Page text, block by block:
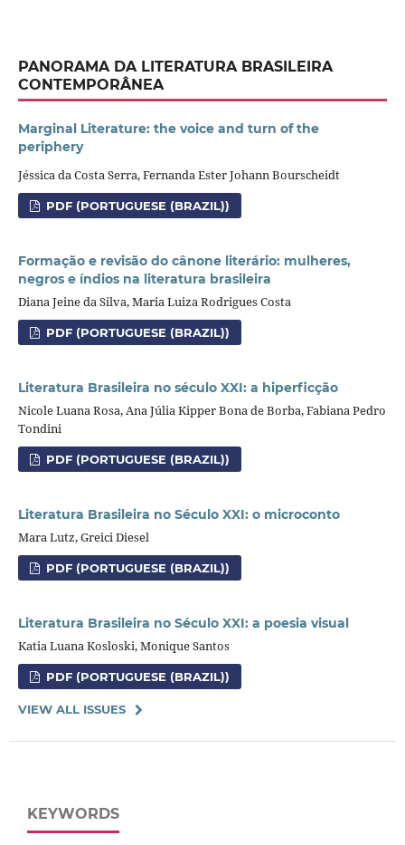
PANORAMA DA LITERATURA BRASILEIRA
CONTEMPORÂNEA
Marginal Literature: the voice and turn of the
periphery
Jéssica da Costa Serra, Fernanda Ester Johann Bourscheidt
PDF (PORTUGUESE (BRAZIL))
Formação e revisão do cânone literário: mulheres,
negros e índios na literatura brasileira
Diana Jeine da Silva, Maria Luiza Rodrigues Costa
PDF (PORTUGUESE (BRAZIL))
Literatura Brasileira no século XXI: a hiperficção
Nicole Luana Rosa, Ana Júlia Kipper Bona de Borba, Fabiana Pedro
Tondini
PDF (PORTUGUESE (BRAZIL))
Literatura Brasileira no Século XXI: o microconto
Mara Lutz, Greici Diesel
PDF (PORTUGUESE (BRAZIL))
Literatura Brasileira no Século XXI: a poesia visual
Katia Luana Kosloski, Monique Santos
PDF (PORTUGUESE (BRAZIL))
VIEW ALL ISSUES
KEYWORDS